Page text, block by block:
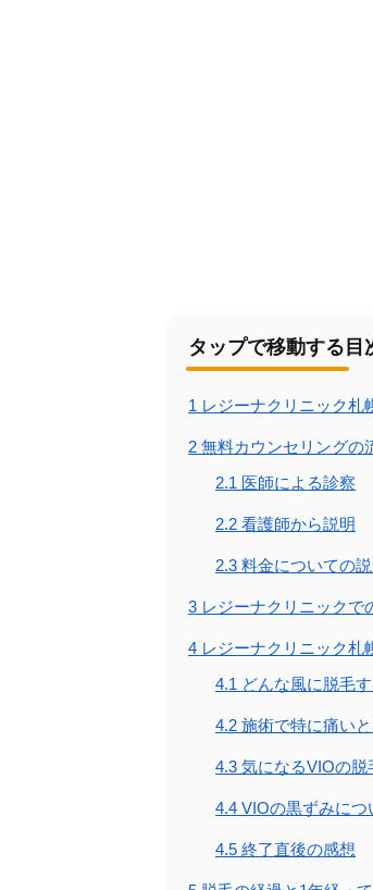
タップで移動する目
1 レジーナクリニック札
2 無料カウンセリングの
2.1 医師による診察
2.2 看護師から説明
2.3 料金についての
3 レジーナクリニックで
4 レジーナクリニック札
4.1 どんな風に脱毛
4.2 施術で特に痛い
4.3 気になるVIOの脱
4.4 VIOの黒ずみにつ
4.5 終了直後の感想